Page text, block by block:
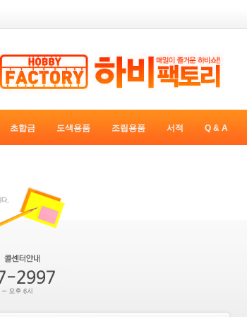
초합금 도색용품 조립용품 서적 Q & A